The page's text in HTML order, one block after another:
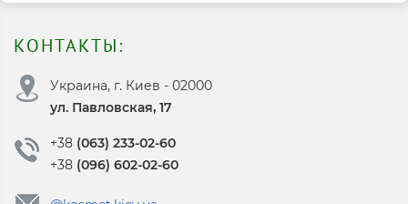
КОНТАКТЫ:
Украина, г. Киев - 02000
ул. Павловская, 17
+38 (063) 233-02-60
+38 (096) 602-02-60